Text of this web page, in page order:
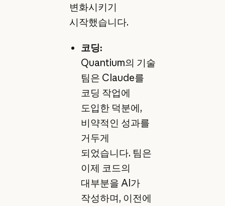
변화시키기
시작했습니다.
코딩:
Quantium의 기술
팀은 Claude를
코딩 작업에
도입한 덕분에,
비약적인 성과를
거두게
되었습니다. 팀은
이제 코드의
대부분을 AI가
작성하며, 이전에